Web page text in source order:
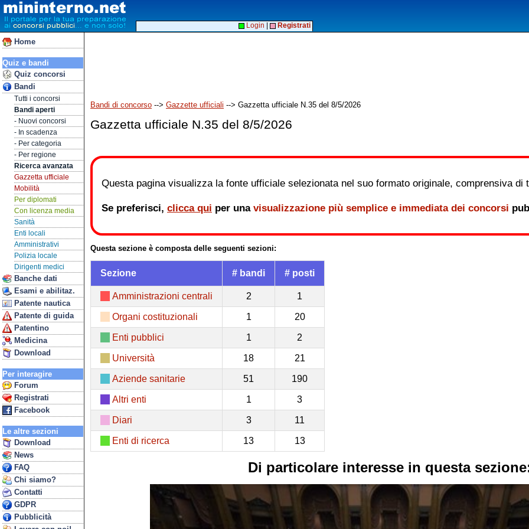
Home
Quiz e bandi
Quiz concorsi
Bandi
Tutti i concorsi
Bandi aperti
- Nuovi concorsi
- In scadenza
- Per categoria
- Per regione
Ricerca avanzata
Gazzetta ufficiale
Mobilità
Per diplomati
Con licenza media
Sanità
Enti locali
Amministrativi
Polizia locale
Dirigenti medici
Banche dati
Esami e abilitaz.
Patente nautica
Patente di guida
Patentino
Medicina
Download
Per interagire
Forum
Registrati
Facebook
Le altre sezioni
Download
News
FAQ
Chi siamo?
Contatti
GDPR
Pubblicità
Login Registrati
Bandi di concorso --> Gazzette ufficiali --> Gazzetta ufficiale N.35 del 8/5/2026
Gazzetta ufficiale N.35 del 8/5/2026
Questa pagina visualizza la fonte ufficiale selezionata nel suo formato originale, comprensiva
Se preferisci, clicca qui per una visualizzazione più semplice e immediata dei concorsi
Questa sezione è composta delle seguenti sezioni:
Sezione # bandi # posti
Amministrazioni centrali 2 1
Organi costituzionali 1 20
Enti pubblici 1 2
Università 18 21
Aziende sanitarie 51 190
Altri enti 1 3
Diari 3 11
Enti di ricerca 13 13
Di particolare interesse in questa